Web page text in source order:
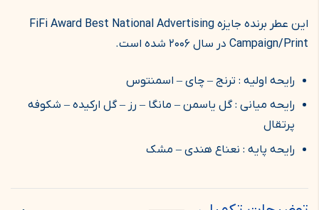
این عطر برنده جایزه FiFi Award Best National Advertising
Campaign/Print در سال ۲۰۰۶ شده است.
رایحه اولیه : ترنج – چای – اسمنتوس
رایحه میانی : گل یاسمن – مانگا – رز – گل ارکیده – شکوفه
پرتقال
رایحه پایه : نعناع هندی – مشک